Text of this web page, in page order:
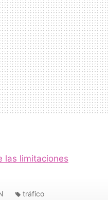
las limitaciones
tráfico